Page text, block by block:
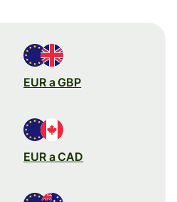
EUR a GBP
EUR a CAD